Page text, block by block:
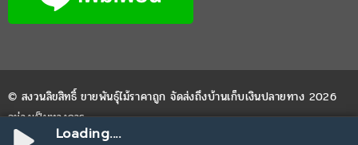
© สงวนลิขสิทธิ์ ขายพันธุ์ไม้ราคาถูก จัดส่งถึงบ้านเก็บเงินปลายทาง 2026
อย่างเป็นทางการ
Website by
Loading....